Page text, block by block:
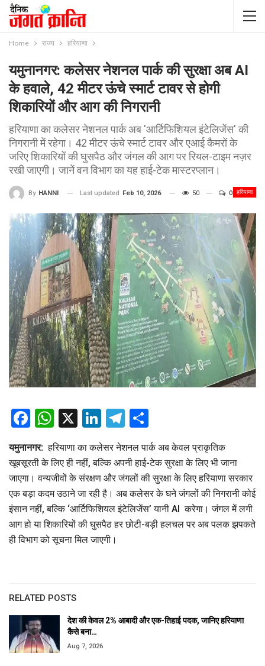
Home राज्य हरियाणा
यमुनानगर: कलेसर नेशनल पार्क की सुरक्षा अब AI
के हवाले, 42 मीटर ऊंचे स्मार्ट टावर से होगी
शिकारियों और आग की निगरानी
हरियाणा का कलेसर नेशनल पार्क अब 'आर्टिफिशियल इंटेलिजेंस' की
निगरानी में रहेगा। 42 मीटर ऊंचे स्मार्ट टावर और एआई कैमरों के
जरिए शिकारियों की घुसपैठ और जंगल की आग पर रियल-टाइम नज़र
रखी जाएगी। जानें वन विभाग का यह हाई-टेक मास्टरप्लान।
हरियाणा
By HANNI Last updated Feb 10, 2026 50 0
Facebook
WhatsApp
X LinkedIn
Telegram
यमुनानगर: हरियाणा का कलेसर नेशनल पार्क अब केवल प्राकृतिक
खूबसूरती के लिए ही नहीं, बल्कि अपनी हाई-टेक सुरक्षा के लिए भी जाना
जाएगा। वन्यजीवों के संरक्षण और जंगलों की सुरक्षा के लिए हरियाणा सरकार
एक बड़ा कदम उठाने जा रही है। अब कलेसर के घने जंगलों की निगरानी कोई
इंसान नहीं, बल्कि ‘आर्टिफिशियल इंटेलिजेंस’ यानी AI करेगा। जंगल में लगी
आग हो या शिकारियों की घुसपैठ हर छोटी-बड़ी हलचल पर अब पलक झपकते
ही विभाग को सूचना मिल जाएगी।
RELATED POSTS
देश की केवल 2% आबादी और एक-तिहाई पदक, जानिए हरियाणा
कैसे बना…
Aug 7, 2026